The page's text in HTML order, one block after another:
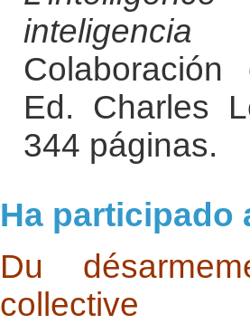
Ed. Charles
344 páginas.
Ha participado
Du
collective